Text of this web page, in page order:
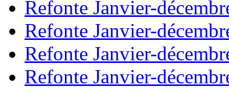
Refonte Janvier-
Refonte Janvier-
Refonte Janvier-
Refonte Janvier-